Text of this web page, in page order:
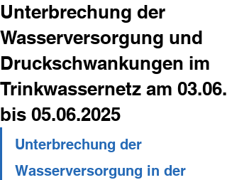
Unterbrechung der
Wasserversorgung und
Druckschwankungen im
Trinkwassernetz am 03.06.
bis 05.06.2025
Unterbrechung der
Wasserversorgung in der